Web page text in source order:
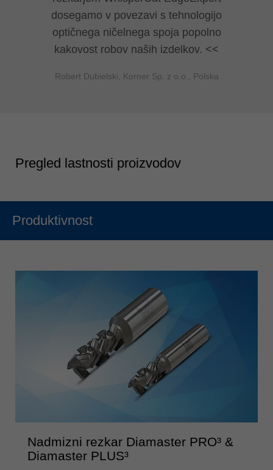
dosegamo v povezavi s tehnologijo
optičnega ničelnega spoja popolno
kakovost robov naših izdelkov.
Robert Dubielski, Korner Sp. z o.o., Polska
Pregled lastnosti proizvodov
Produktivnost
Nadmizni rezkar Diamaster PRO³ &
Diamaster PLUS³